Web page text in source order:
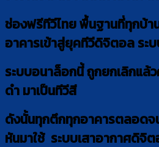
ช่องฟรีทีวีไทย พื้นฐานที่ทุกบ้
อาคารเข้าสู่ยุคทีวีดิจิตอล ระบ
ระบบอนาล็อกนี้ ถูกยกเลิกแล้
ดำ มาเป็นทีวีสี
ดังนั้นทุกตึกทุกอาคารตลอด
หันมาใช้ ระบบเสาอากาศดิจิ